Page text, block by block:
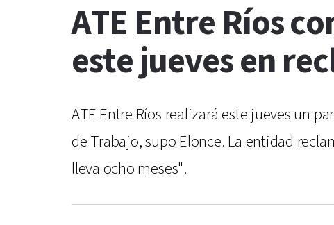
ATE Entre Ríos
este jueves en
ATE Entre Ríos realizará este jueves un
de Trabajo, supo Elonce. La entidad
lleva ocho meses".